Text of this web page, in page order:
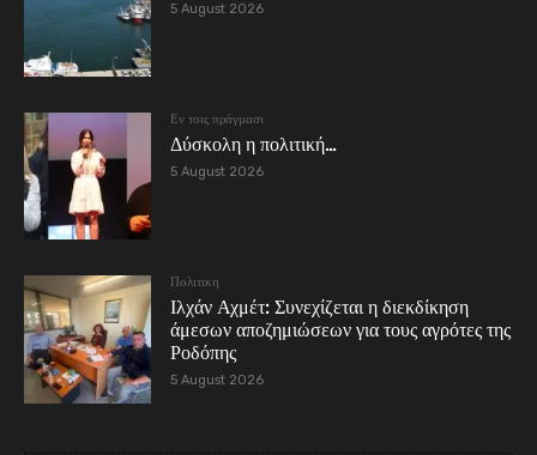
5 August 2026
Εν τοις πράγμασι
Δύσκολη η πολιτική…
5 August 2026
Πολιτικη
Ιλχάν Αχμέτ: Συνεχίζεται η διεκδίκηση
άμεσων αποζημιώσεων για τους αγρότες της
Ροδόπης
5 August 2026